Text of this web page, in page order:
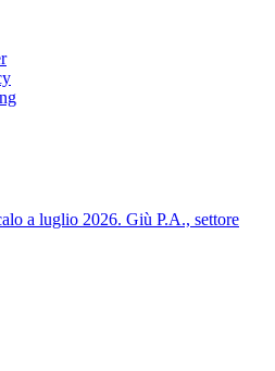
a luglio 2026. Giù P.A., settore